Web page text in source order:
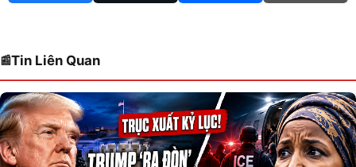
Tin Liên Quan